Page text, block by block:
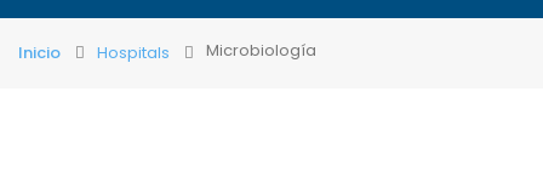
Inicio Hospitals Microbiología